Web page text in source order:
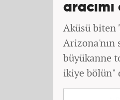
Aküsü biten
Arizona'nın
büyükanne
ikiye bölün"